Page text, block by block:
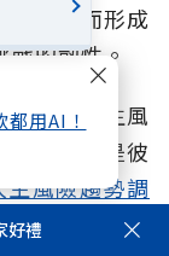
用AI！
乏支持而形成
的韌性。
改變，人生風
課題，而是彼
風險趨勢調
財務規劃，更
好禮